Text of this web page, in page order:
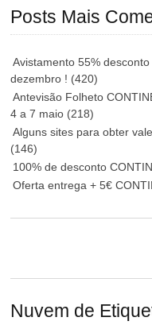
Posts Mais
Avistamento 55%
dezembro ! (420)
Antevisão Folheto
4 a 7 maio (218)
Alguns sites para obter
(146)
100% de desconto
Oferta entrega + 5€
Nuvem de